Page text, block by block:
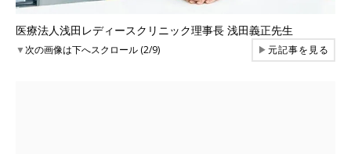
医療法人浅田レディースクリニック理事長 浅田義正先生
▼次の画像は下へスクロール (2/9) ▶元記事を見る